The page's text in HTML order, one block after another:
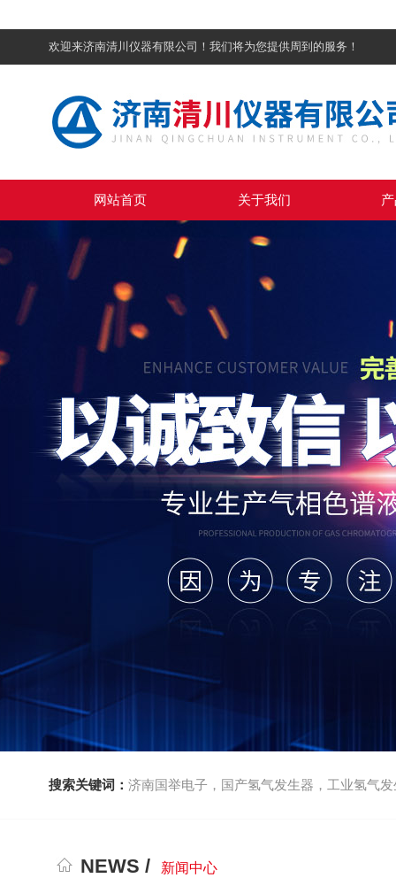
欢迎来济南清川仪器有限公司！我们将为您提供周到的服务！
网站首页 关于我们
搜索关键词： 济南国举电子，国产氢气发生器，工业氢气
NEWS / 新闻中心